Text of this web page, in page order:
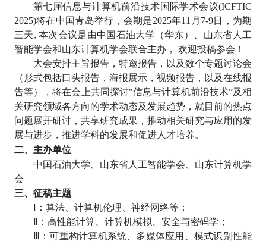
第七届信息与计算机前沿技术国际学术会议(ICFTIC
2025)将在中国青岛举行，会期是2025年11 月 7-9日，为期
三天, 本次会议是由中国石油大学（华东）、山东省人工
智能学会和山东计算机学会联合主办， 欢迎投稿参会！
大会安排主旨报告，特邀报告，以及数个专题讨论会
（形式包括口头报告，海报展示，视频报告，以及在线报
告等），将在会上共同探讨"信息与计算机前沿技术”及相
关研究领域各方向的学术动态及发展趋势，就目前的热点
问题展开研讨，共享研究成果，推动相关研究与应用的发
展与进步，推进学科的发展和促进人才培养。
二、主办单位
中国石油大学、山东省人工智能学会、山东计算机学
会
三、征稿主题
Ⅰ：算法、计算机伦理、神经网络等；
Ⅱ：高性能计算、计算机模拟、安全与密码学；
Ⅲ：可重构计算机系统、多媒体应用、模式识别性能